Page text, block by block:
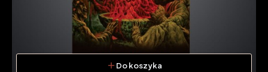
Do koszyka